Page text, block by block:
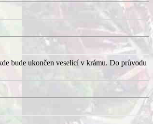
bude ukončen veselicí v krámu. Do průvodu